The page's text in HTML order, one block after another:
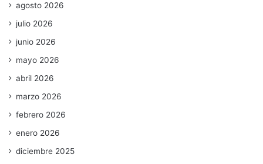
agosto 2026
julio 2026
junio 2026
mayo 2026
abril 2026
marzo 2026
febrero 2026
enero 2026
diciembre 2025